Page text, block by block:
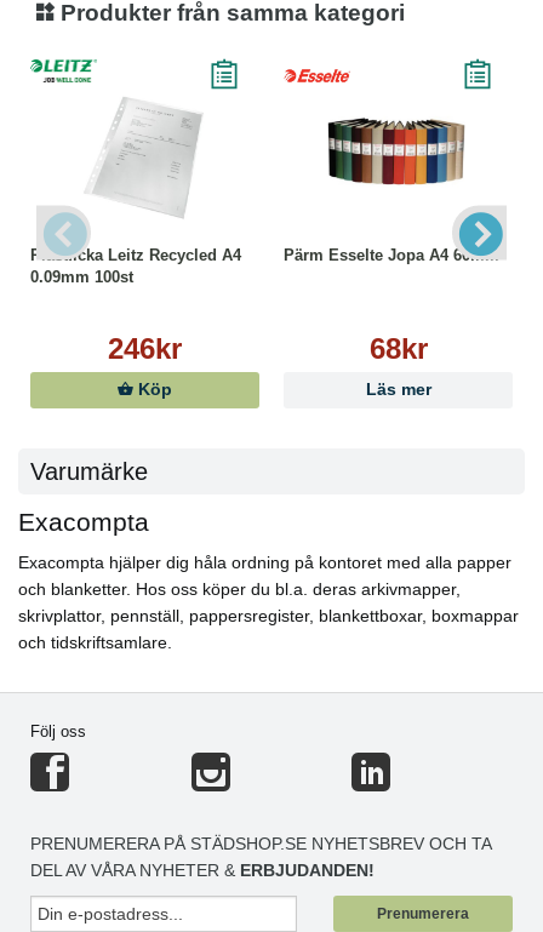
Produkter från samma kategori
Plastficka Leitz Recycled A4
0.09mm 100st
246kr
Köp
Pärm Esselte Jopa A4 60mm
68kr
Läs mer
Varumärke
Exacompta
Exacompta hjälper dig håla ordning på kontoret med alla papper
och blanketter. Hos oss köper du bl.a. deras arkivmapper,
skrivplattor, pennställ, pappersregister, blankettboxar, boxmappar
och tidskriftsamlare.
Följ oss
PRENUMERERA PÅ STÄDSHOP.SE NYHETSBREV OCH TA
DEL AV VÅRA NYHETER & ERBJUDANDEN!
Prenumerera